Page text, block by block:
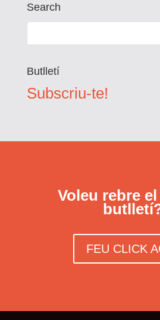
Search
Butlletí
Subscriu-te!
Voleu rebre
FEU CLICK